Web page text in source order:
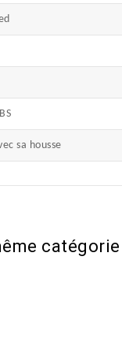
sa housse
catégorie